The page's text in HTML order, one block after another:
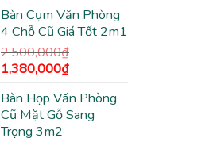
là:
1,200,000₫.
tại
là:
940,000₫.
Bàn Cụm Văn Phòng
4 Chỗ Cũ Giá Tốt 2m1
2,500,000₫
Giá
là:
2,500,000₫.
1,380,000₫Giá
tại
là:
Bàn Họp Văn Phòng
Cũ Mặt Gỗ Sang
Trọng 3m2